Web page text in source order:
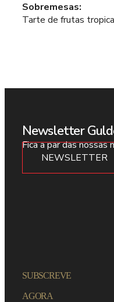
Sobremesas:
Tarte de frutas
Newsletter
Fica a par das nossas
NEWSLETTER
SUBSCREVE
AGORA